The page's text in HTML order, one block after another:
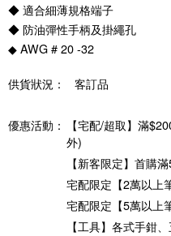
◆ 適合細薄規格端子
◆ 防油彈性手柄及掛繩孔
◆ AWG # 20 -32
供貨狀況： 客訂品
優惠活動：
【宅配/超取】滿
外)
【新客限定】首購
宅配限定【2萬以上
宅配限定【5萬以上
【工具】各式手鉗